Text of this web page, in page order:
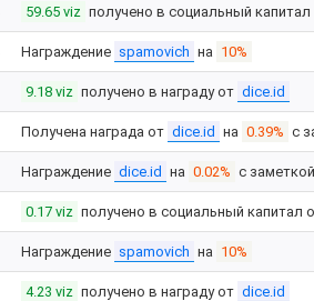
59.65 viz получено в социальный
Награждение spamovich на 10%
9.18 viz получено в награду от dice.id
Получена награда от dice.id на 0.39% с
Награждение dice.id на 0.02% с
0.17 viz получено в социальный капитал
Награждение spamovich на 10%
4.23 viz получено в награду от dice.id